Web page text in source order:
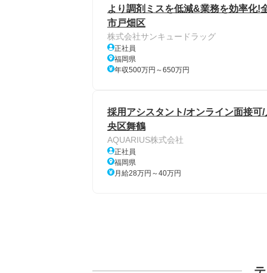
より調剤ミスを低減&業務を効率化!
市戸畑区
株式会社サンキュードラッグ
正社員
福岡県
年収500万円～650万円
採用アシスタント/オンライン面接
央区舞鶴
AQUARIUS株式会社
正社員
福岡県
月給28万円～40万円